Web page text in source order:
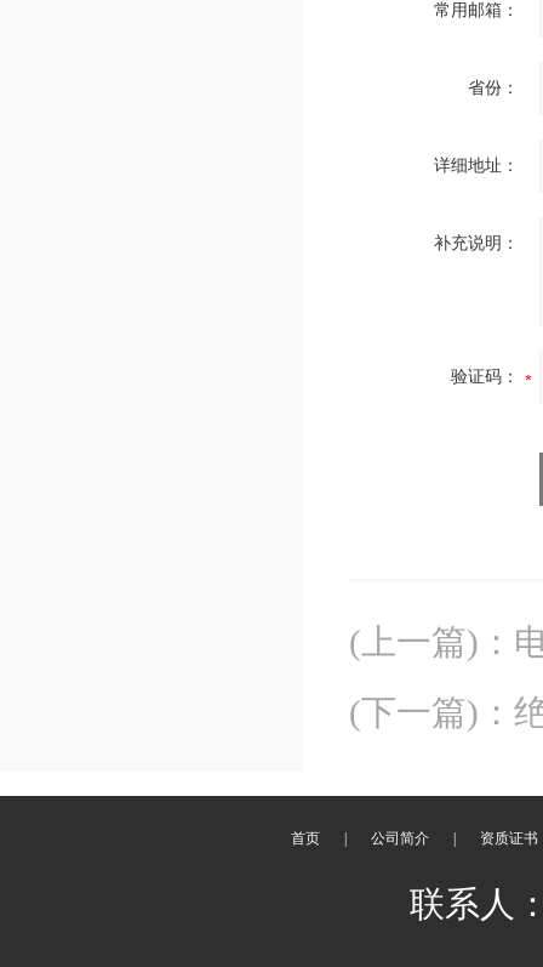
常用邮箱：
省份：
详细地址：
补充说明：
验证码：
(上一篇) ：
(下一篇) ：
首页 公司简介 资质证书
联系人